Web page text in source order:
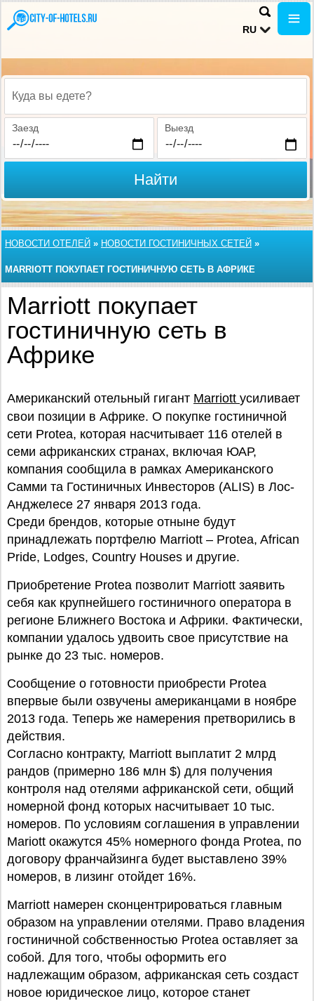
RU
Куда вы едете?
Заезд Выезд
Найти
НОВОСТИ ОТЕЛЕЙ » НОВОСТИ ГОСТИНИЧНЫХ СЕТЕЙ »
MARRIOTT ПОКУПАЕТ ГОСТИНИЧНУЮ СЕТЬ В АФРИКЕ
Marriott покупает
гостиничную сеть в
Африке
Американский отельный гигант Marriott усиливает
свои позиции в Африке. О покупке гостиничной
сети Protea, которая насчитывает 116 отелей в
семи африканских странах, включая ЮАР,
компания сообщила в рамках Американского
Самми та Гостиничных Инвесторов (ALIS) в Лос-
Анджелесе 27 января 2013 года.
Среди брендов, которые отныне будут
принадлежать портфелю Marriott – Protea, African
Pride, Lodges, Country Houses и другие.
Приобретение Protea позволит Marriott заявить
себя как крупнейшего гостиничного оператора в
регионе Ближнего Востока и Африки. Фактически,
компании удалось удвоить свое присутствие на
рынке до 23 тыс. номеров.
Сообщение о готовности приобрести Protea
впервые были озвучены американцами в ноябре
2013 года. Теперь же намерения претворились в
действия.
Согласно контракту, Marriott выплатит 2 млрд
рандов (примерно 186 млн $) для получения
контроля над отелями африканской сети, общий
номерной фонд которых насчитывает 10 тыс.
номеров. По условиям соглашения в управлении
Mariott окажутся 45% номерного фонда Protea, по
договору франчайзинга будет выставлено 39%
номеров, в лизинг отойдет 16%.
Marriott намерен сконцентрироваться главным
образом на управлении отелями. Право владения
гостиничной собственностью Protea оставляет за
собой. Для того, чтобы оформить его
надлежащим образом, африканская сеть создаст
новое юридическое лицо, которое станет